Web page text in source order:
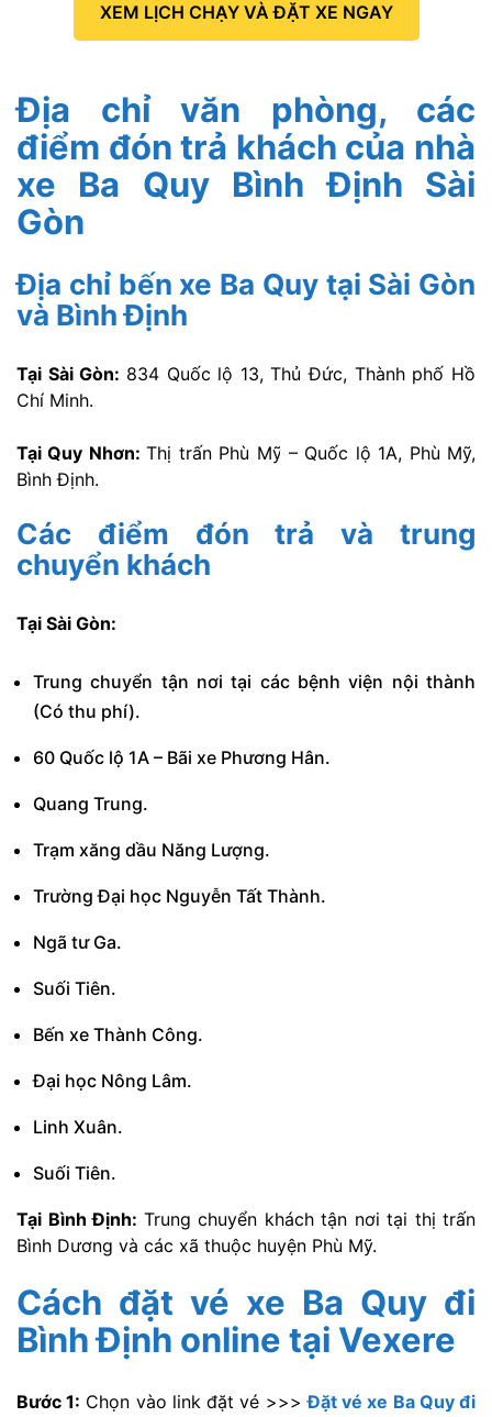
XEM LỊCH CHẠY VÀ ĐẶT XE NGAY
Địa chỉ văn phòng, các
điểm đón trả khách của nhà
xe Ba Quy Bình Định Sài
Gòn
Địa chỉ bến xe Ba Quy tại Sài Gòn
và Bình Định
Tại Sài Gòn: 834 Quốc lộ 13, Thủ Đức, Thành phố Hồ
Chí Minh.
Tại Quy Nhơn:Thị trấn Phù Mỹ – Quốc lộ 1A, Phù Mỹ,
Bình Định.
Các điểm đón trả và trung
chuyển khách
Tại Sài Gòn:
Trung chuyển tận nơi tại các bệnh viện nội thành
(Có thu phí).
60 Quốc lộ 1A – Bãi xe Phương Hân.
Quang Trung.
Trạm xăng dầu Năng Lượng.
Trường Đại học Nguyễn Tất Thành.
Ngã tư Ga.
Suối Tiên.
Bến xe Thành Công.
Đại học Nông Lâm.
Linh Xuân.
Suối Tiên.
Tại Bình Định: Trung chuyển khách tận nơi tại thị trấn
Bình Dương và các xã thuộc huyện Phù Mỹ.
Cách đặt vé xe Ba Quy đi
Bình Định online tại Vexere
Bước 1: Chọn vào link đặt vé >>>Đặt vé xe Ba Quy đi